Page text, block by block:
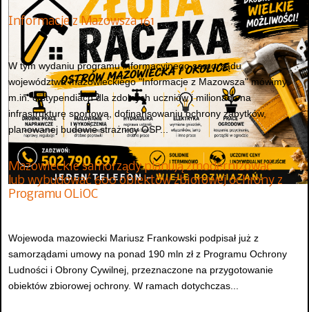
Informacje z Mazowsza 161
W tym wydaniu programu informacyjnego samorządu
województwa mazowieckiego "Informacje z Mazowsza" mówimy
m.in. o stypendiach dla zdolnych uczniów i milionach na
infrastrukturę sportową, dofinansowaniu ochrony zabytków,
planowanej budowie strażnicy OSP...
Mazowieckie samorządy planują zmodernizować
lub wybudować 600 obiektów zbiorowej ochrony z
Programu OLiOC
Wojewoda mazowiecki Mariusz Frankowski podpisał już z
samorządami umowy na ponad 190 mln zł z Programu Ochrony
Ludności i Obrony Cywilnej, przeznaczone na przygotowanie
obiektów zbiorowej ochrony. W ramach dotychczas...